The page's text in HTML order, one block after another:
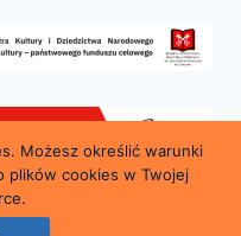
Możesz określić warunki
plików cookies w Twojej